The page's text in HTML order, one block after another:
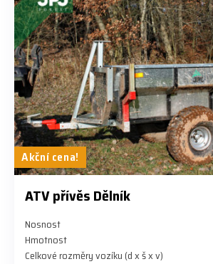
Akční cena!
ATV přívěs Dělník
Nosnost
Hmotnost
Celkové rozměry vozíku (d x š x v)